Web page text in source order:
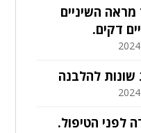
מראה השיניים
דקים.
שונות להלבנה
לפני הטיפול.